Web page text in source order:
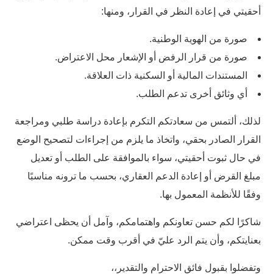
أحقيتي في إعادة النظر في القرار، ومنها:
صورة من الهوية الوطنية.
صورة من قرار الرفض أو الإشعار محل الاعتراض.
المستندات المالية أو السكنية ذات العلاقة.
أي وثائق أخرى تدعم الطلب.
لذلك، ألتمس من سعادتكم التكرم بإعادة دراسة طلبي ومراجعة
القرار الصادر بحقي، واتخاذ ما يلزم من إجراءات لتصحيح الوضع
في حال ثبوت أحقيتي، سواء بالموافقة على الطلب أو تعديل
مبلغ القرض أو إعادة الدعم العقاري، بحسب ما ترونه مناسبًا
وفقًا للأنظمة المعمول بها.
شاكرًا لكم حسن تعاونكم واهتمامكم، وآمل أن يحظى اعتراضي
بعنايتكم، وأن يتم الرد عليّ في أقرب وقت ممكن.
وتفضلوا بقبول فائق الاحترام والتقدير،،